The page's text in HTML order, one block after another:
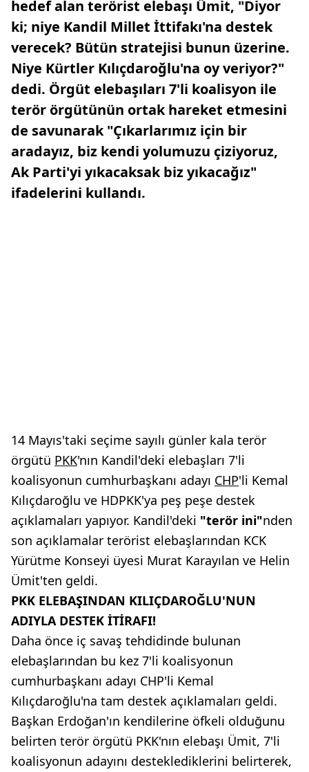
hedef alan terörist elebaşı Ümit, "Diyor
ki; niye Kandil Millet İttifakı'na destek
verecek? Bütün stratejisi bunun üzerine.
Niye Kürtler Kılıçdaroğlu'na oy veriyor?"
dedi. Örgüt elebaşıları 7'li koalisyon ile
terör örgütünün ortak hareket etmesini
de savunarak "Çıkarlarımız için bir
aradayız, biz kendi yolumuzu çiziyoruz,
Ak Parti'yi yıkacaksak biz yıkacağız"
ifadelerini kullandı.
14 Mayıs'taki seçime sayılı günler kala terör
örgütü PKK'nın Kandil'deki elebaşları 7'li
koalisyonun cumhurbaşkanı adayı CHP'li Kemal
Kılıçdaroğlu ve HDPKK'ya peş peşe destek
açıklamaları yapıyor. Kandil'deki "terör ini"nden
son açıklamalar terörist elebaşlarından KCK
Yürütme Konseyi üyesi Murat Karayılan ve Helin
Ümit'ten geldi.
PKK ELEBAŞINDAN KILIÇDAROĞLU'NUN
ADIYLA DESTEK İTİRAFI!
Daha önce iç savaş tehdidinde bulunan
elebaşlarından bu kez 7'li koalisyonun
cumhurbaşkanı adayı CHP'li Kemal
Kılıçdaroğlu'na tam destek açıklamaları geldi.
Başkan Erdoğan'ın kendilerine öfkeli olduğunu
belirten terör örgütü PKK'nın elebaşı Ümit, 7'li
koalisyonun adayını desteklediklerini belirterek,